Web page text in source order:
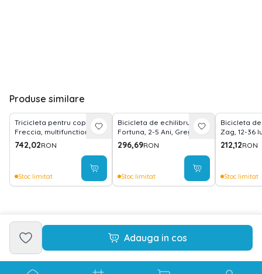
Adauga in cos
Produse similare
Tricicleta pentru copii,
Freccia, multifunctionala,
pliabila, sezut rotativ 360
grade, Beige
742,02RON
Stoc limitat
Bicicleta de echilibru,
Fortuna, 2-5 Ani, Grey &
Black
296,69RON
Stoc limitat
Bicicleta
Zag, 12-36
reglabil 2
muzica,
212,12RON
Stoc limitat